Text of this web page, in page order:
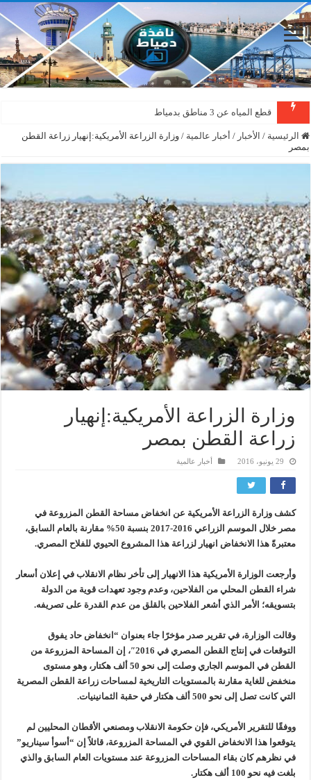
قطع المياه عن 3 مناطق بدمياط
الرئيسية / الأخبار / أخبار عالمية / وزارة الزراعة الأمريكية:إنهيار زراعة القطن
بمصر
وزارة الزراعة الأمريكية:إنهيار
زراعة القطن بمصر
29 يونيو، 2016 أخبار عالمية
كشف وزارة الزراعة الأمريكية عن انخفاض مساحة القطن المزروعة في
مصر خلال الموسم الزراعي 2016-2017 بنسبة 50% مقارنة بالعام السابق،
معتبرةً هذا الانخفاض انهيار لزراعة هذا المشروع الحيوي للفلاح المصري.
وأرجعت الوزارة الأمريكية هذا الانهيار إلى تأخر نظام الانقلاب في إعلان أسعار
شراء القطن المحلي من الفلاحين، وعدم وجود تعهدات قوية من الدولة
بتسويقه؛ الأمر الذي أشعر الفلاحين بالقلق من عدم القدرة على تصريفه.
وقالت الوزارة، في تقرير صدر مؤخرًا جاء بعنوان “انخفاض حاد يفوق
التوقعات في إنتاج القطن المصري في 2016″، إن المساحة المزروعة من
القطن في الموسم الجاري وصلت إلى نحو 50 ألف هكتار، وهو مستوى
منخفض للغاية مقارنة بالمستويات التاريخية لمساحات زراعة القطن المصرية
التي كانت تصل إلى نحو 500 ألف هكتار في حقبة الثمانينيات.
ووفقًا للتقرير الأمريكي، فإن حكومة الانقلاب ومصنعي الأقطان المحليين لم
يتوقعوا هذا الانخفاض القوي في المساحة المزروعة، قائلاً إن “أسوأ سيناريو”
في نظرهم كان بقاء المساحات المزروعة عند مستويات العام السابق والذي
بلغت فيه نحو 100 ألف هكتار.